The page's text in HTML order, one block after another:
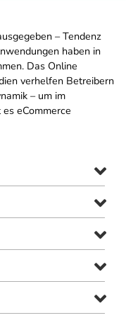
– Tendenz
haben in
Das Online
verhelfen Betreibern
– um im
eCommerce